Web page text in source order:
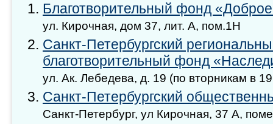
Благотворительный фонд
ул. Кирочная, дом 37, лит. А, пом.1Н
Санкт-Петербургский
благотворительный фонд
ул. Ак. Лебедева, д. 19 (по вторникам в
Санкт-Петербургский
Санкт-Петербург, ул Кирочная, 37 А,